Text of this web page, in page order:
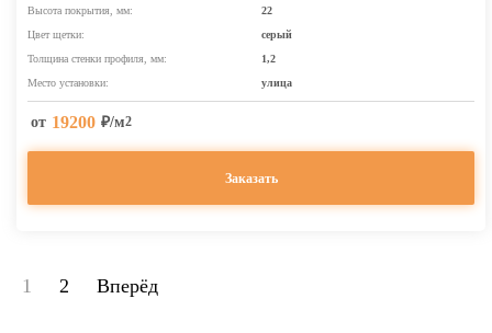
Высота покрытия, мм:
22
Цвет щетки:
серый
Толщина стенки профиля, мм:
1,2
Место установки:
улица
от 19200 ₽/м2
Заказать
1 2 Вперёд